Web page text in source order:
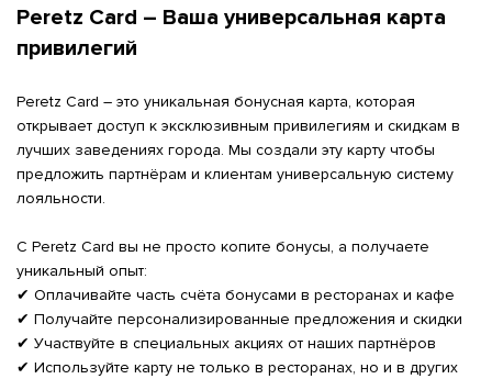
Peretz Card – Ваша универсальная карта
привилегий
Peretz Card – это уникальная бонусная карта, которая
открывает доступ к эксклюзивным привилегиям и скидкам в
лучших заведениях города. Мы создали эту карту чтобы
предложить партнёрам и клиентам универсальную систему
лояльности.
С Peretz Card вы не просто копите бонусы, а получаете
уникальный опыт:
✔ Оплачивайте часть счёта бонусами в ресторанах и кафе
✔ Получайте персонализированные предложения и скидки
✔ Участвуйте в специальных акциях от наших партнёров
✔ Используйте карту не только в ресторанах, но и в других